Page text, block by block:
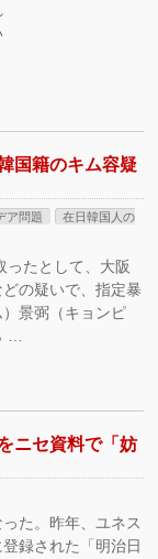
国籍のキム容疑
ア問題
在日韓国人の
ったとして、大阪
の疑いで、指定暴
景弼（キョンピ
…
ニセ資料で「妨
た。昨年、ユネス
録された「明治日